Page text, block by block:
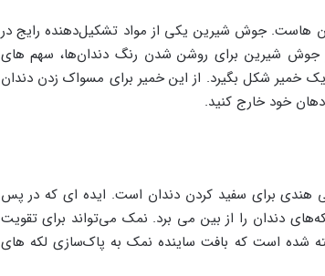
هاست. جوش شیرین یکی از مواد تشکیل‌دهنده رایج در
جوش شیرین برای روشن شدن رنگ دندان‌ها، سهم های
خمیر شکل بگیرد. از این خمیر برای مسواک زدن دندان
خود خارج کنید.
برای سفید کردن دندان است. ایده ای که در پس
دندان را از بین می برد. نمک می‌تواند برای تقویت
شده است که بافت ساینده نمک به پاک‌سازی لکه های